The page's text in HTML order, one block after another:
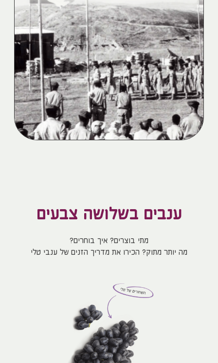
ענבים בשלושה צבעים
מתי בוצרים? איך בוחרים?
מה יותר מתוק? הכירו את מדריך הזנים של ענבי טלי